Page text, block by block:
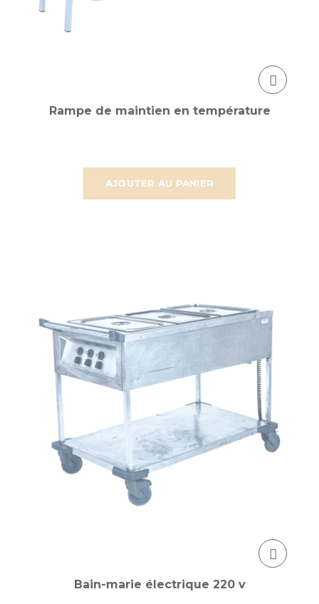
AJOUTER AU PANIER
Rampe de maintien en température
Bain-marie électrique 220 v